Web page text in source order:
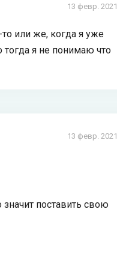
13 февр. 2021
или же, когда я уже
тогда я не понимаю что
13 февр. 2021
поставить свою